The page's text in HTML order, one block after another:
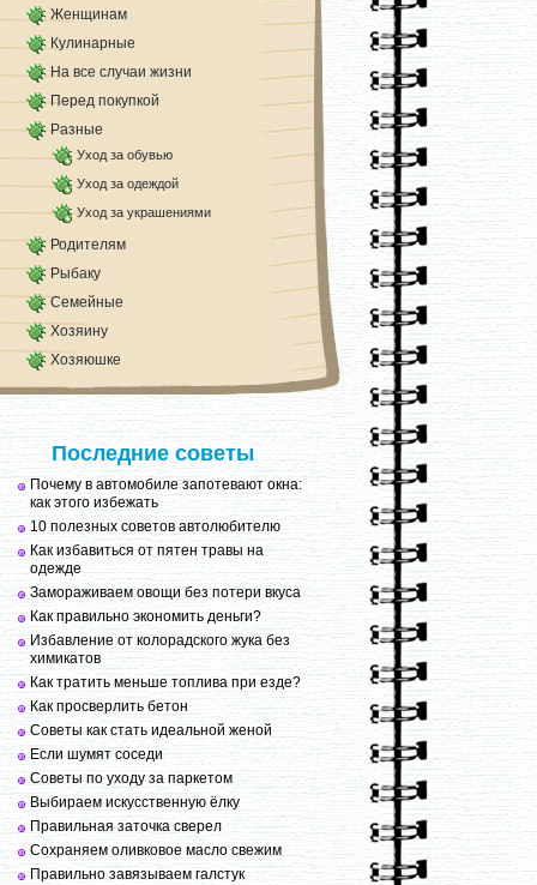
Женщинам
Кулинарные
На все случаи жизни
Перед покупкой
Разные
Уход за обувью
Уход за одеждой
Уход за украшениями
Родителям
Рыбаку
Семейные
Хозяину
Хозяюшке
Последние советы
Почему в автомобиле запотевают окна:
как этого избежать
10 полезных советов автолюбителю
Как избавиться от пятен травы на
одежде
Замораживаем овощи без потери вкуса
Как правильно экономить деньги?
Избавление от колорадского жука без
химикатов
Как тратить меньше топлива при езде?
Как просверлить бетон
Советы как стать идеальной женой
Если шумят соседи
Советы по уходу за паркетом
Выбираем искусственную ёлку
Правильная заточка сверел
Сохраняем оливковое масло свежим
Правильно завязываем галстук